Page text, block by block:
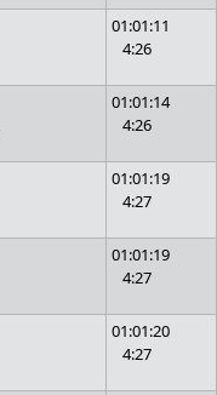
01:01:11
4:26
01:01:14
4:26
01:01:19
4:27
01:01:19
4:27
01:01:20
4:27